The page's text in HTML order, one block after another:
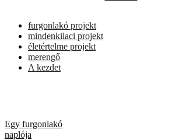
furgonlakó projekt
mindenkilaci projekt
életértelme projekt
merengő
A kezdet
Egy furgonlakó
naplója